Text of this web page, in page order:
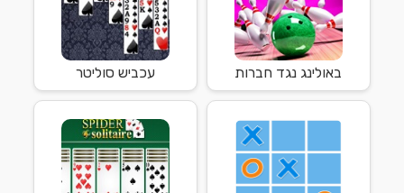
באולינג נגד חברות עכביש סוליטר